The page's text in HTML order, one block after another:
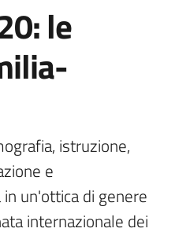
le
istruzione,
e
un'ottica di genere
internazionale dei